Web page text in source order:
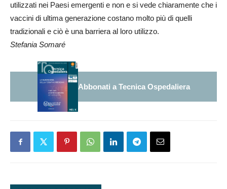
utilizzati nei Paesi emergenti e non e si vede chiaramente che i
vaccini di ultima generazione costano molto più di quelli
tradizionali e ciò è una barriera al loro utilizzo.
Stefania Somaré
Abbonati a Tecnica Ospedaliera